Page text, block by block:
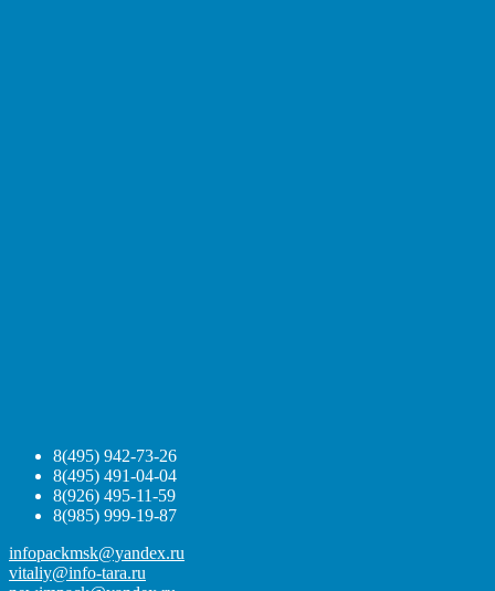
8(495) 942-73-26
8(495) 491-04-04
8(926) 495-11-59
8(985) 999-19-87
infopackmsk@yandex.ru
vitaliy@info-tara.ru